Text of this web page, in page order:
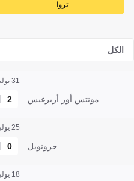
تروا
الكل
31 يوليو 2026
مونتس أور أزيرغيس 2
25 يوليو 2026
جرونوبل 0
18 يوليو 2026